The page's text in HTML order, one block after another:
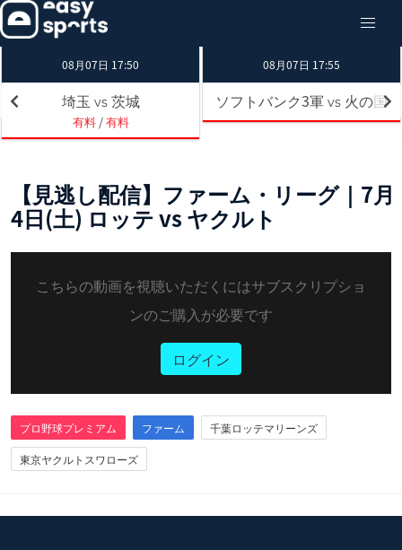
08月07日 17:50
埼玉 vs 茨城
有料/有料
08月07日 17:55
ソフトバンク3軍 vs 火の国
【見逃し配信】ファーム・リーグ｜7月
4日(土) ロッテ vs ヤクルト
こちらの動画を視聴いただくにはサブスクリプショ
ンのご購入が必要です
ログイン
プロ野球プレミアム ファーム
千葉ロッテマリーンズ
東京ヤクルトスワローズ